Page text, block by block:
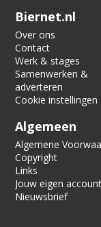
Verification code:
Biernet.nl
Over ons
Contact
Werk & stages
Samenwerken &
adverteren
Cookie instellingen
Algemeen
Algemene
Copyright
Links
Jouw eigen account
Nieuwsbrief